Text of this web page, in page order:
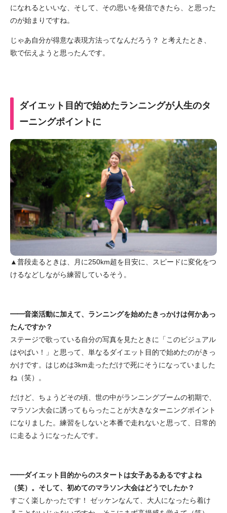
になれるといいな、そして、その思いを発信できたら、と思った
のが始まりですね。
じゃあ自分が得意な表現方法ってなんだろう？ と考えたとき、
歌で伝えようと思ったんです。
ダイエット目的で始めたランニングが人生のタ
ーニングポイントに
▲普段走るときは、月に250km超を目安に、スピードに変化をつ
けるなどしながら練習しているそう。
━━音楽活動に加えて、ランニングを始めたきっかけは何かあっ
たんですか？
ステージで歌っている自分の写真を見たときに「このビジュアル
はやばい！」と思って、単なるダイエット目的で始めたのがきっ
かけです。はじめは3km走っただけで死にそうになっていました
ね（笑）。
だけど、ちょうどその頃、世の中がランニングブームの初期で、
マラソン大会に誘ってもらったことが大きなターニングポイント
になりました。練習をしないと本番で走れないと思って、日常的
に走るようになったんです。
━━ダイエット目的からのスタートは女子あるあるですよね
（笑）。そして、初めてのマラソン大会はどうでしたか？
すごく楽しかったです！ ゼッケンなんて、大人になったら着け